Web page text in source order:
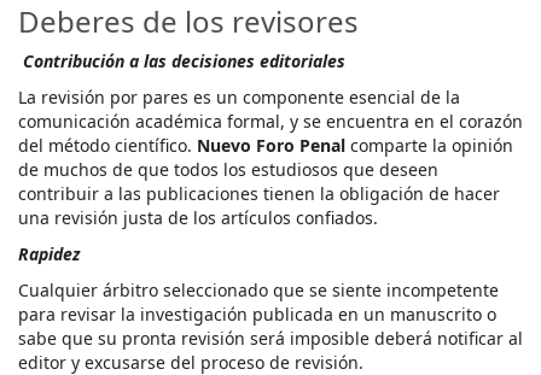
Deberes de los revisores
Contribución a las decisiones editoriales
La revisión por pares es un componente esencial de la
comunicación académica formal, y se encuentra en el corazón
del método científico. Nuevo Foro Penal comparte la opinión
de muchos de que todos los estudiosos que deseen
contribuir a las publicaciones tienen la obligación de hacer
una revisión justa de los artículos confiados.
Rapidez
Cualquier árbitro seleccionado que se siente incompetente
para revisar la investigación publicada en un manuscrito o
sabe que su pronta revisión será imposible deberá notificar al
editor y excusarse del proceso de revisión.